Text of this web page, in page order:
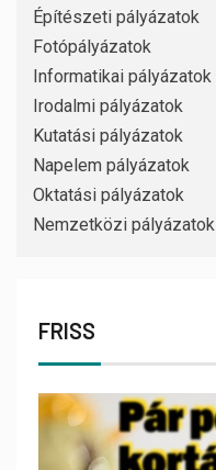
Építészeti pályázatok
Fotópályázatok
Informatikai pályázatok
Irodalmi pályázatok
Kutatási pályázatok
Napelem pályázatok
Oktatási pályázatok
Nemzetközi pályázatok
FRISS